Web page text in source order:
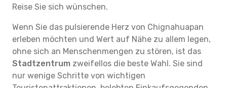
Reise Sie sich wünschen.
Wenn Sie das pulsierende Herz von Chignahuapan
erleben möchten und Wert auf Nähe zu allem legen,
ohne sich an Menschenmengen zu stören, ist das
Stadtzentrum zweifellos die beste Wahl. Sie sind
nur wenige Schritte von wichtigen